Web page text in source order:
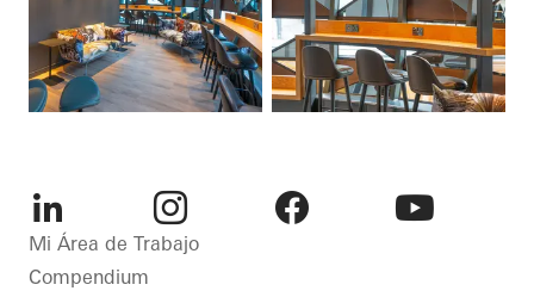
LinkedIn Instagram
Mi Área de Trabajo
Compendium